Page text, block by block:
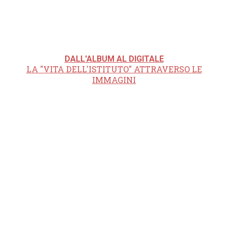
DALL'ALBUM AL DIGITALE
LA "VITA DELL'ISTITUTO" ATTRAVERSO LE
IMMAGINI